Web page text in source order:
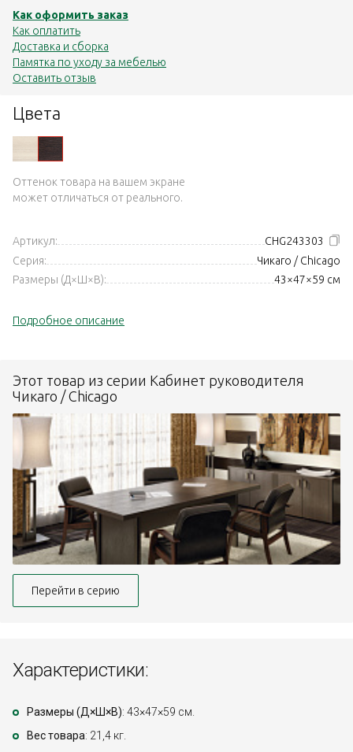
Цвета
Оттенок товара на вашем экране
может отличаться от реального.
Артикул:
CHG243303
Серия:
Чикаго / Chicago
Размеры (Д×Ш×В):
43×47×59 см
Подробное описание
Как оформить заказ
Как оплатить
Доставка и сборка
Памятка по уходу за мебелью
Оставить отзыв
Этот товар из серии Кабинет руководителя
Чикаго / Chicago
Перейти в серию
Характеристики:
Размеры (Д×Ш×В): 43×47×59 см.
Вес товара: 21,4 кг.